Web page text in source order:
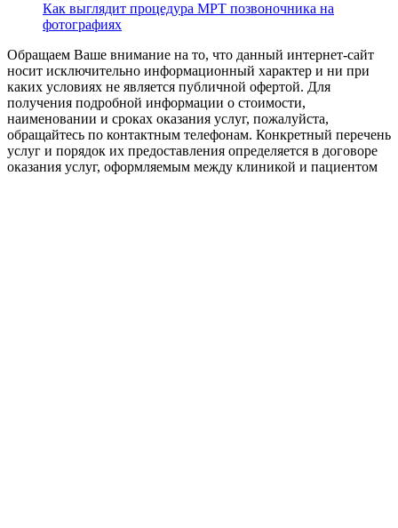
Как выглядит процедура МРТ позвоночника на
фотографиях
Обращаем Ваше внимание на то, что данный интернет-сайт
носит исключительно информационный характер и ни при
каких условиях не является публичной офертой. Для
получения подробной информации о стоимости,
наименовании и сроках оказания услуг, пожалуйста,
обращайтесь по контактным телефонам. Конкретный перечень
услуг и порядок их предоставления определяется в договоре
оказания услуг, оформляемым между клиникой и пациентом